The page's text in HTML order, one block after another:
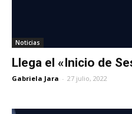
Noticias
Llega el «Inicio de
Gabriela Jara - 27 julio, 2022